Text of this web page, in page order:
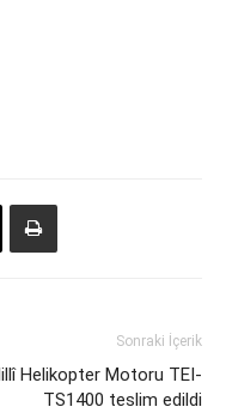
Sonraki İçerik
Helikopter Motoru TEI-
TS1400 teslim edildi